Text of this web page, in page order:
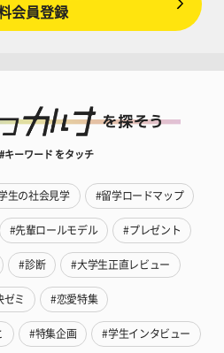
会員登録
キーワード をタッチ
生の社会見学 #留学ロードマップ
#先輩ロールモデル #プレゼント
#診断 #大学生正直レビュー
ゼミ #恋愛特集
#特集企画 #学生インタビュー